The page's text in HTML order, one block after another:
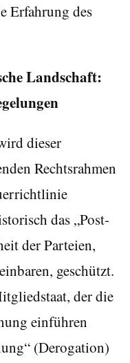
Erfahrung des
Landschaft:
dieser
Rechtsrahmen
das „Post-
der Parteien,
geschützt.
der die
einführen
(Derogation)